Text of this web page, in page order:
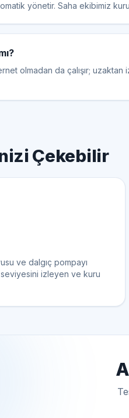
yönetir. Saha ekibimiz
olmadan da çalışır;
Çekebilir
ve dalgıç pompayı
izleyen ve kuru